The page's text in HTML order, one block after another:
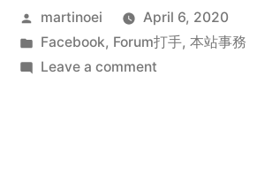
Posted
by
martinoei
April 6, 2020
Posted
in
Facebook, Forum打手, 本站事務
Leave a commenton